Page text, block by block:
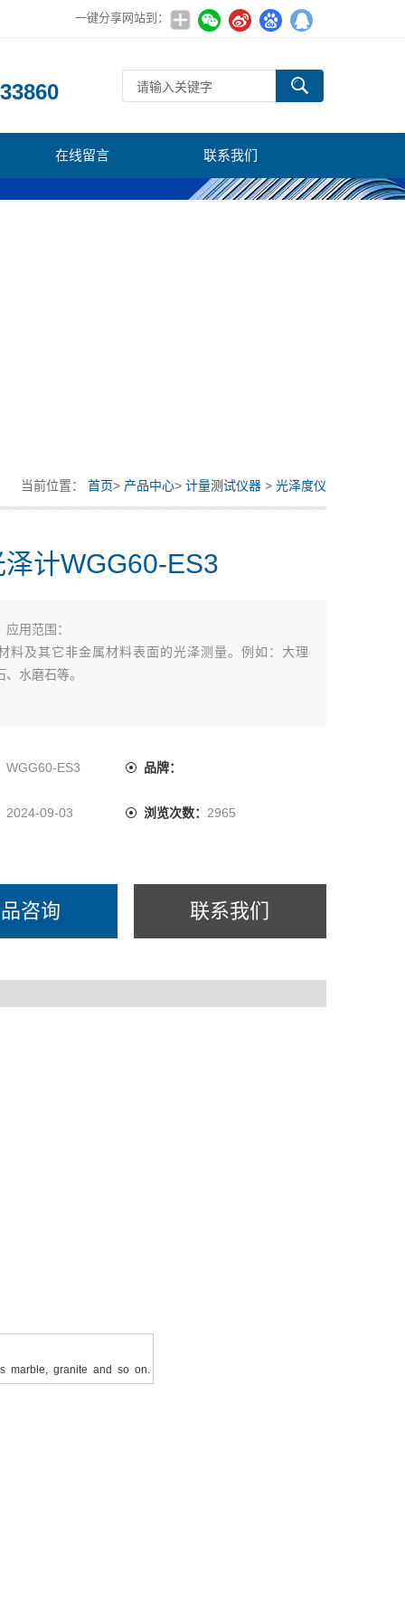
一键分享网站到：
在线留言 联系我们
当前位置： 首页> 产品中心> 计量测试仪器 > 光泽度仪
计WGG60-ES3
应用范围：
料及其它非金属材料表面的光泽测量。例如：大理
水磨石等。
WGG60-ES3 品牌：
2024-09-03 浏览次数： 2965
咨询 联系我们
marble, granite and so on.